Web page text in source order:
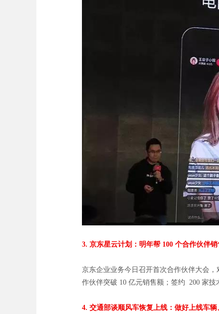
3. 京东星云计划：明年帮 100 个合作伙伴
京东企业业务今日召开首次合作伙伴大会
作伙伴突破 10 亿元销售额；签约 200 家技
4. 交通部谈顺风车恢复上线：做好上线车